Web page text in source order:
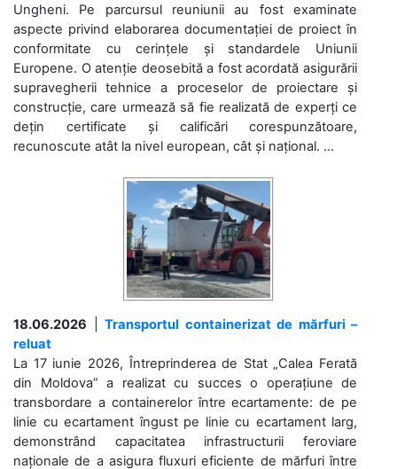
Ungheni. Pe parcursul reuniunii au fost examinate
aspecte privind elaborarea documentației de proiect în
conformitate cu cerințele și standardele Uniunii
Europene. O atenție deosebită a fost acordată asigurării
supravegherii tehnice a proceselor de proiectare și
construcție, care urmează să fie realizată de experți ce
dețin certificate și calificări corespunzătoare,
recunoscute atât la nivel european, cât și național. ...
18.06.2026
Transportul containerizat de mărfuri –
reluat
La 17 iunie 2026, Întreprinderea de Stat „Calea Ferată
din Moldova” a realizat cu succes o operațiune de
transbordare a containerelor între ecartamente: de pe
linie cu ecartament îngust pe linie cu ecartament larg,
demonstrând capacitatea infrastructurii feroviare
naționale de a asigura fluxuri eficiente de mărfuri între